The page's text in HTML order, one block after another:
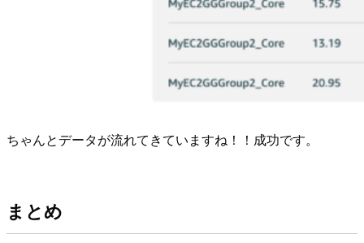
ちゃんとデータが流れてきていますね！！成功です。
まとめ